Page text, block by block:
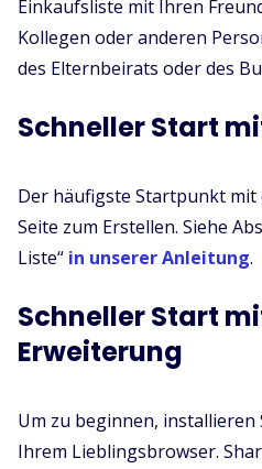
Einkaufsliste mit Ihren
Kollegen oder anderen
des Elternbeirats oder des
Schneller Start
Der häufigste Startpunkt mit
Seite zum Erstellen. Siehe
Liste“ in unserer Anleitung.
Schneller Start
Erweiterung
Um zu beginnen, installieren
Ihrem Lieblingsbrowser.